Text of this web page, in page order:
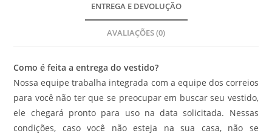
ENTREGA E DEVOLUÇÃO
AVALIAÇÕES (0)
Como é feita a entrega do vestido?
Nossa equipe trabalha integrada com a equipe dos correios
para você não ter que se preocupar em buscar seu vestido,
ele chegará pronto para uso na data solicitada. Nessas
condições, caso você não esteja na sua casa, não se